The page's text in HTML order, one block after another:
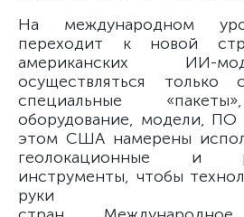
На международном
переходит к новой
американских ИИ-
осуществляться только
специальные
оборудование, модели, ПО
этом США намерены
геолокационные и
инструменты, чтобы
руки